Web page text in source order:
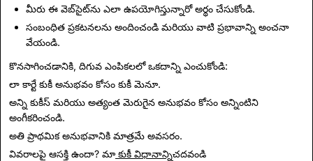
మీరు ఈ వెబ్‌సైట్‌ను ఎలా ఉపయోగిస్తున్నారో అర్థం చేసుకోండి.
సంబంధిత ప్రకటనలను అందించండి మరియు వాటి ప్రభావాన్ని అంచనా
వేయండి.
కొనసాగించడానికి, దిగువ ఎంపికలలో ఒకదాన్ని ఎంచుకోండి:
లా కార్టే కుకీ అనుభవం కోసం కుకీ మెనూ.
అన్ని కుకీస్ మరియు అత్యంత మెరుగైన అనుభవం కోసం అన్నింటిని
అంగీకరించండి.
అతి ప్రాథమిక అనుభవానికి మాత్రమే అవసరం.
వివరాలపై ఆసక్తి ఉందా? మా కుకీ విధానాన్నిచదవండి